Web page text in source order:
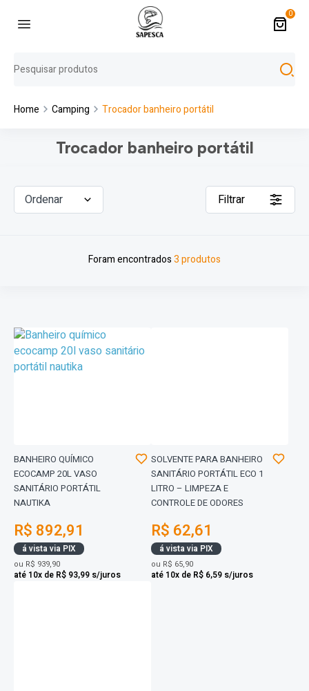
0
Home Camping Trocador banheiro portátil
Trocador banheiro portátil
Foram encontrados3 produtos
Filtrar
Ordenar
BANHEIRO QUÍMICO
ECOCAMP 20L VASO
SANITÁRIO PORTÁTIL
NAUTIKA
R$ 892,91
á vista via PIX
ou R$ 939,90
até 10x de R$ 93,99 s/juros
SOLVENTE PARA BANHEIRO
SANITÁRIO PORTÁTIL ECO 1
LITRO – LIMPEZA E
CONTROLE DE ODORES
R$ 62,61
á vista via PIX
ou R$ 65,90
até 10x de R$ 6,59 s/juros